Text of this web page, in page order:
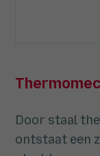
Door staal
ontstaat een